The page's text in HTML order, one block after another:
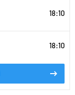
18:10
18:10